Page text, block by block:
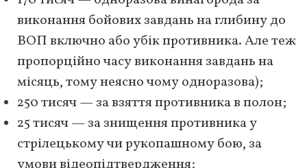
виконання бойових завдань на глибину до
ВОП включно або убік противника. Але теж
пропорційно часу виконання завдань на
місяць, тому неясно чому одноразова);
250 тисяч — за взяття противника в полон;
25 тисяч — за знищення противника у
стрілецькому чи рукопашному бою, за